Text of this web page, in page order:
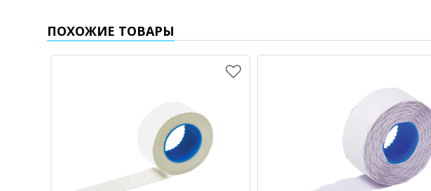
ПОХОЖИЕ ТОВАРЫ